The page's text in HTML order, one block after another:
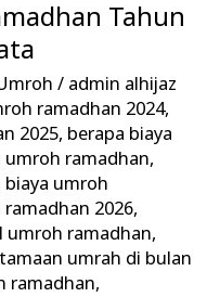
Tahun
/ admin alhijaz
ramadhan 2024,
2025, berapa biaya
umroh ramadhan,
biaya umroh
2026,
umroh ramadhan,
umrah di bulan
ramadhan,